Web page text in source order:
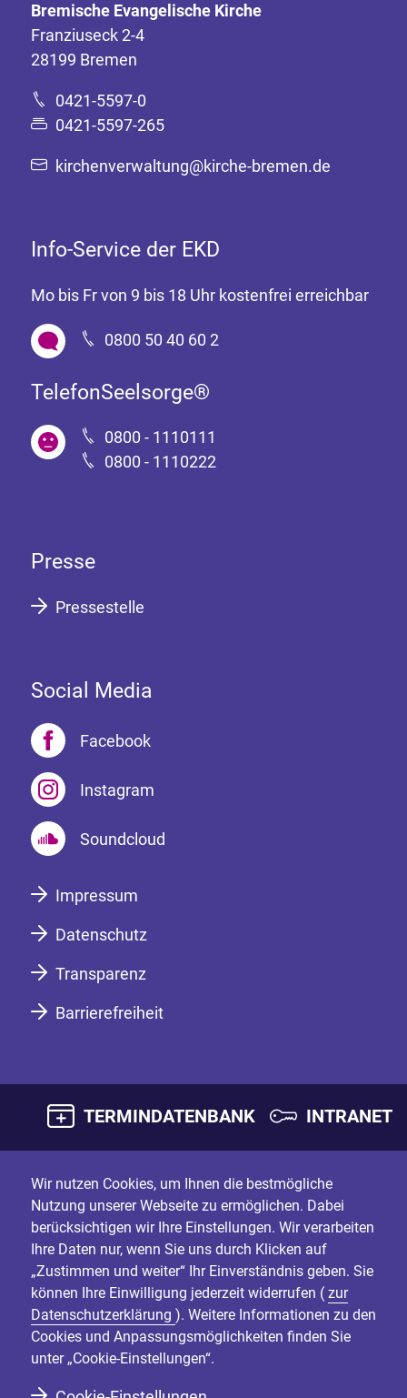
Bremische Evangelische Kirche
Franziuseck 2-4
28199 Bremen
0421-5597-0
0421-5597-265
kirchenverwaltung@kirche-bremen.de
Info-Service der EKD
Mo bis Fr von 9 bis 18 Uhr kostenfrei erreichbar
0800 50 40 60 2
TelefonSeelsorge®
0800 - 1110111
0800 - 1110222
Presse
Pressestelle
Social Media
Facebook
Instagram
Soundcloud
Impressum
Datenschutz
Transparenz
Barrierefreiheit
TERMINDATENBANK INTRANET
Wir nutzen Cookies, um Ihnen die bestmögliche
Nutzung unserer Webseite zu ermöglichen. Dabei
berücksichtigen wir Ihre Einstellungen. Wir verarbeiten
Ihre Daten nur, wenn Sie uns durch Klicken auf
„Zustimmen und weiter“ Ihr Einverständnis geben. Sie
können Ihre Einwilligung jederzeit widerrufen ( zur
Datenschutzerklärung ). Weitere Informationen zu den
Cookies und Anpassungsmöglichkeiten finden Sie
unter „Cookie-Einstellungen“.